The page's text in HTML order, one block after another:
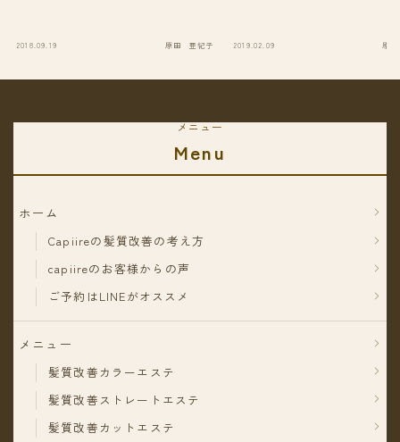
2018.09.19 原田 亜紀子 2019.02.09 原
メニュー
Menu
ホーム
Capiireの髪質改善の考え方
capiireのお客様からの声
ご予約はLINEがオススメ
メニュー
髪質改善カラーエステ
髪質改善ストレートエステ
髪質改善カットエステ